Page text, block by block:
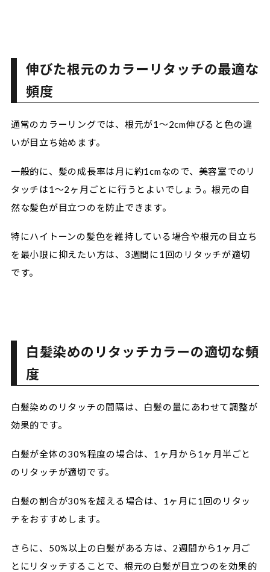
伸びた根元のカラーリタッチの最適な
頻度
通常のカラーリングでは、根元が1～2cm伸びると色の違
いが目立ち始めます。
一般的に、髪の成長率は月に約1cmなので、美容室でのリ
タッチは1～2ヶ月ごとに行うとよいでしょう。根元の自
然な髪色が目立つのを防止できます。
特にハイトーンの髪色を維持している場合や根元の目立ち
を最小限に抑えたい方は、3週間に1回のリタッチが適切
です。
白髪染めのリタッチカラーの適切な頻
度
白髪染めのリタッチの間隔は、白髪の量にあわせて調整が
効果的です。
白髪が全体の30%程度の場合は、1ヶ月から1ヶ月半ごと
のリタッチが適切です。
白髪の割合が30%を超える場合は、1ヶ月に1回のリタッ
チをおすすめします。
さらに、50%以上の白髪がある方は、2週間から1ヶ月ご
とにリタッチすることで、根元の白髪が目立つのを効果的